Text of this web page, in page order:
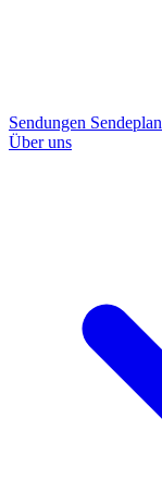
Sendungen Sendeplan
Über uns